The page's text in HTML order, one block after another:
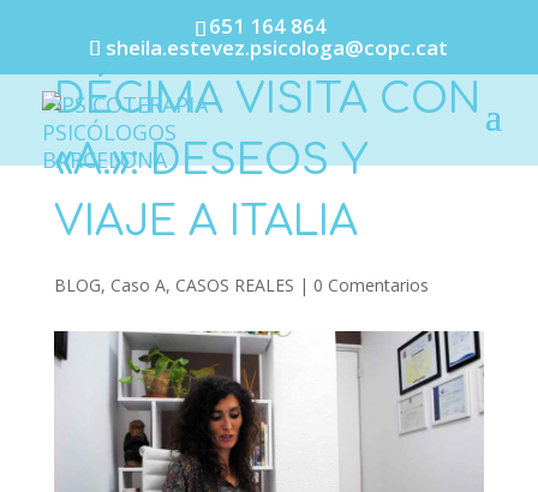
651 164 864
sheila.estevez.psicologa@copc.cat
DÉCIMA VISITA CON
«A.»: DESEOS Y
VIAJE A ITALIA
BLOG, Caso A, CASOS REALES | 0 Comentarios